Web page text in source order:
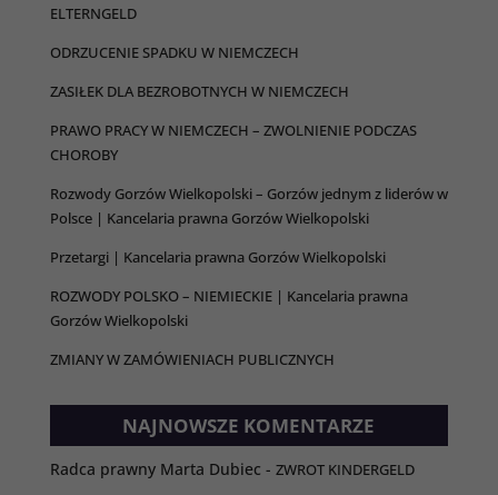
ELTERNGELD
ODRZUCENIE SPADKU W NIEMCZECH
ZASIŁEK DLA BEZROBOTNYCH W NIEMCZECH
PRAWO PRACY W NIEMCZECH – ZWOLNIENIE PODCZAS
CHOROBY
Rozwody Gorzów Wielkopolski – Gorzów jednym z liderów w
Polsce | Kancelaria prawna Gorzów Wielkopolski
Przetargi | Kancelaria prawna Gorzów Wielkopolski
ROZWODY POLSKO – NIEMIECKIE | Kancelaria prawna
Gorzów Wielkopolski
ZMIANY W ZAMÓWIENIACH PUBLICZNYCH
NAJNOWSZE KOMENTARZE
Radca prawny Marta Dubiec - ZWROT KINDERGELD
nie są
opcjonalne. Są
one potrzebne
do
funkcjonowania
strony
Abyśmy mogli
poprawić
i strukturę